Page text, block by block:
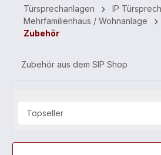
Türsprechanlagen
IP
Mehrfamilienhaus / Wohnanlage
Zubehör
Zubehör aus dem SIP Shop